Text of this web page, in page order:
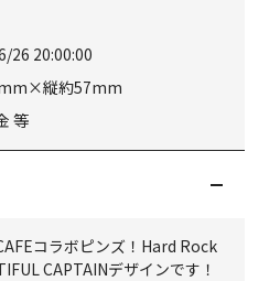
26 20:00:00
縦約57mm
等
コラボピンズ！Hard Rock
CAPTAINデザインです！